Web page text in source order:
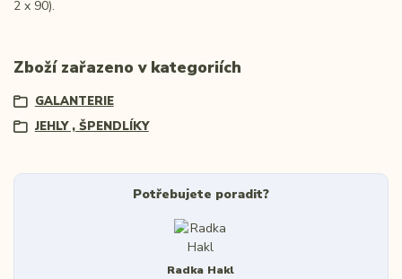
2 x 90).
Zboží zařazeno v kategoriích
GALANTERIE
JEHLY , ŠPENDLÍKY
Potřebujete poradit?
Radka Hakl